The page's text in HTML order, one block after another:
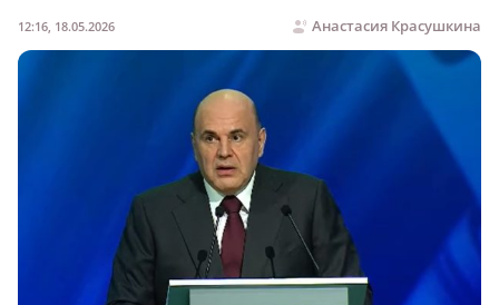
Анастасия Красушкина
12:16, 18.05.2026